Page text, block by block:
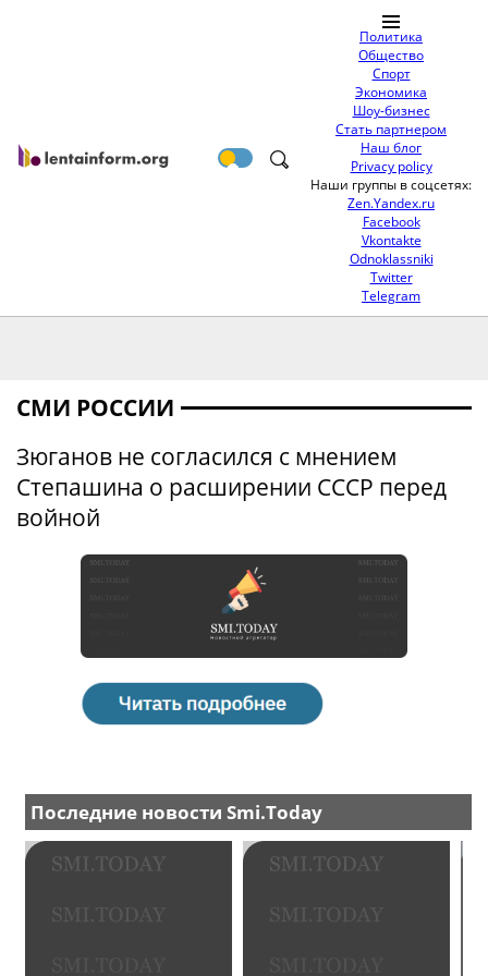
Политика
Общество
Спорт
Экономика
Шоу-бизнес
Стать партнером
Наш блог
Privacy policy
Наши группы в соцсетях:
Zen.Yandex.ru
Facebook
Vkontakte
Odnoklassniki
Twitter
Telegram
СМИ РОССИИ
Зюганов не согласился с мнением
Степашина о расширении СССР перед
войной